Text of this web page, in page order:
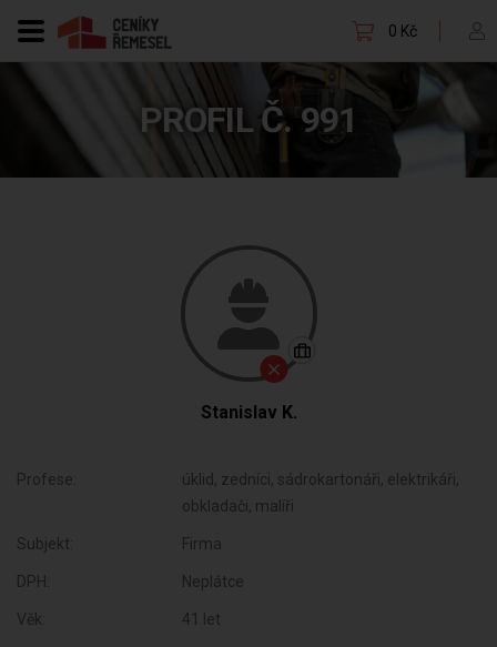
0 Kč
PROFIL Č. 991
Stanislav K.
Profese:
úklid, zedníci, sádrokartonáři, elektrikáři,
obkladači, malíři
Subjekt: Firma
DPH: Neplátce
Věk: 41 let